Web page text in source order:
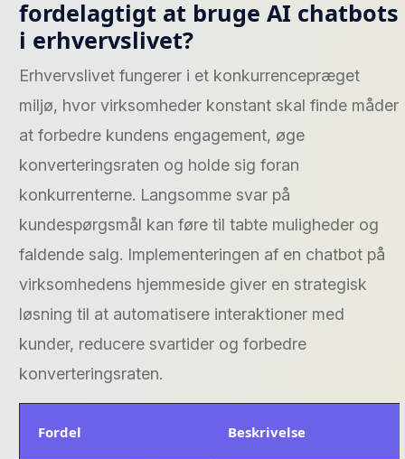
fordelagtigt at bruge AI chatbots
i erhvervslivet?
Erhvervslivet fungerer i et konkurrencepræget
miljø, hvor virksomheder konstant skal finde måder
at forbedre kundens engagement, øge
konverteringsraten og holde sig foran
konkurrenterne. Langsomme svar på
kundespørgsmål kan føre til tabte muligheder og
faldende salg. Implementeringen af en chatbot på
virksomhedens hjemmeside giver en strategisk
løsning til at automatisere interaktioner med
kunder, reducere svartider og forbedre
konverteringsraten.
Fordel Beskrivelse